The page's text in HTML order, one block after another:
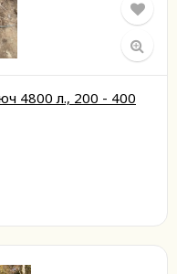
4800 л., 200 - 400